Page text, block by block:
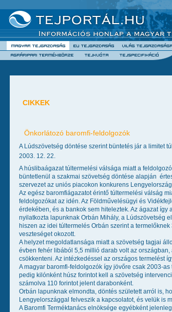
CIKKEK
Önkorlátozó baromfi-feldolgozók
A Lúdszövetség döntése szerint büntetés jár a limitet
2003. 12. 22.
A húslibaágazat túltermelési válsága miatt a
büntetlenül a szakmai szövetség döntése alapján 
szervezet az uniós piacokon konkurens
Az egész baromfiágazatot érintő túltermelési válság
feldolgozókat az idén. Az Földművelésügyi és
érdekében, és a bankok sem hiteleztek. Az ágazat így
nyilatkozta lapunknak Orbán Mihály, a Lúdszövetség
hiszen az idei túltermelés Orbán szerint a
veszteséget okozott.
A helyzet megoldatlansága miatt a szövetség tagjai
évben fehér libából 5,5 millió darab volt az
csökkenteni. Az intézkedéssel az országos termelést
A magyar baromfi-feldolgozók így jövőre csak 2003-
pedig kilónként húsz forintot kell a szövetség
számolva 110 forintot jelent darabonként.
Orbán lapunknak elmondta, döntés született arról is,
Lengyelországgal felveszik a kapcsolatot, és velük is
A Baromfi Terméktanács elnöksége egyébként